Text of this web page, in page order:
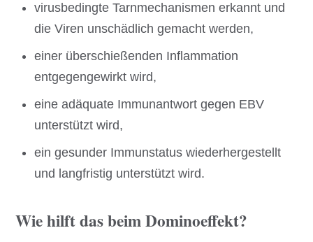
virusbedingte Tarnmechanismen erkannt und
die Viren unschädlich gemacht werden,
einer überschießenden Inflammation
entgegengewirkt wird,
eine adäquate Immunantwort gegen EBV
unterstützt wird,
ein gesunder Immunstatus wiederhergestellt
und langfristig unterstützt wird.
Wie hilft das beim Dominoeffekt?